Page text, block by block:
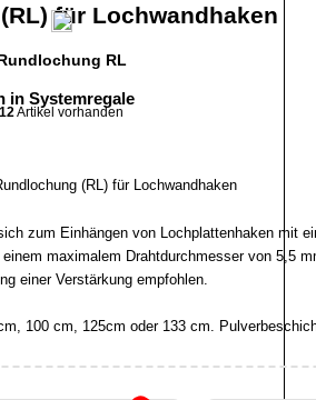
RL
12Artikel vorhanden
für Lochwandhaken
in Systemregale
zum Einhängen von Lochplattenhaken mit
maximalem Drahtdurchmesser von 5,5
einer Verstärkung empfohlen.
100 cm, 125cm oder 133 cm.